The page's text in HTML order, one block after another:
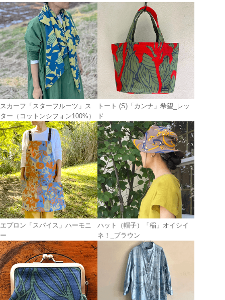
スカーフ「スターフルーツ」ス
ター（コットンシフォン100%）
トート (S)「カンナ」希望_レッ
ド
エプロン「スパイス」ハーモニ
ー
ハット（帽子）「稲」オイシイ
ネ！_ブラウン